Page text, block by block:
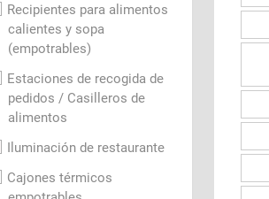
Recipientes para alimentos
calientes y sopa
(empotrables)
Estaciones de recogida de
pedidos / Casilleros de
alimentos
Iluminación de restaurante
Cajones térmicos